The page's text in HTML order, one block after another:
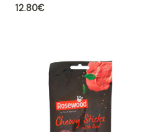
12.80€